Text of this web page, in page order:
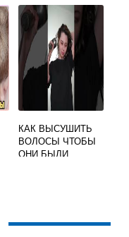
МУЖЧИНЕ
КАК ВЫСУШИТЬ
ВОЛОСЫ ЧТОБЫ
ОНИ БЫЛИ